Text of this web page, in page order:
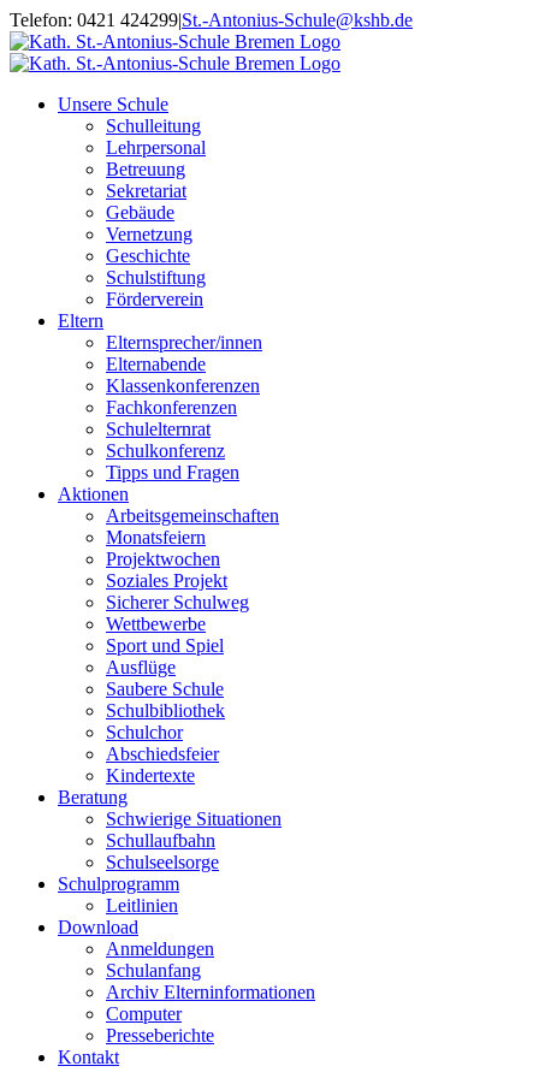
Zum
Inhalt
springen
Telefon: 0421 424299|St.-Antonius-Schule@kshb.de
Unsere Schule
Schulleitung
Lehrpersonal
Betreuung
Sekretariat
Gebäude
Vernetzung
Geschichte
Schulstiftung
Förderverein
Eltern
Elternsprecher/innen
Elternabende
Klassenkonferenzen
Fachkonferenzen
Schulelternrat
Schulkonferenz
Tipps und Fragen
Aktionen
Arbeitsgemeinschaften
Monatsfeiern
Projektwochen
Soziales Projekt
Sicherer Schulweg
Wettbewerbe
Sport und Spiel
Ausflüge
Saubere Schule
Schulbibliothek
Schulchor
Abschiedsfeier
Kindertexte
Beratung
Schwierige Situationen
Schullaufbahn
Schulseelsorge
Schulprogramm
Leitlinien
Download
Anmeldungen
Schulanfang
Archiv Elterninformationen
Computer
Presseberichte
Kontakt